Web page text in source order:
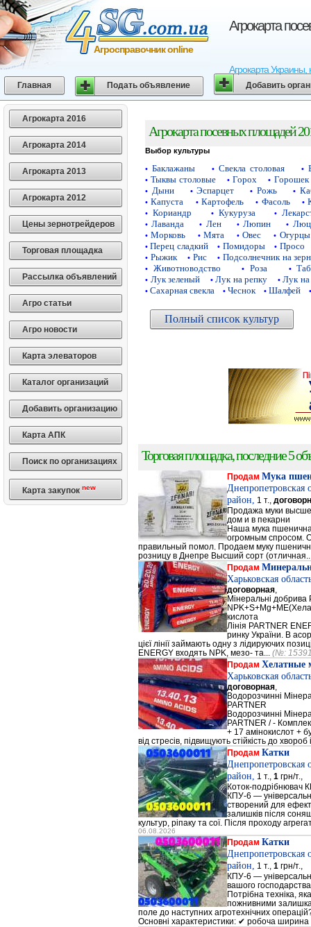
Агрокарта
Агрокарта
Агросправочник online
Главная Подать объявление Добавить
Агрокарта 2016
Агрокарта 2014
Агрокарта 2013
Агрокарта 2012
Цены зернотрейдеров
Торговая площадка
Рассылка объявлений
Агро статьи
Агро новости
Карта элеваторов
Каталог организаций
Добавить организацию
Карта АПК
Поиск по организациях
Карта закупок new
Агрокарта посевных площадей
Выбор культуры
• Баклажаны • Свекла столовая •
• Тыквы столовые • Горох • Горошек
• Дыни • Эспарцет • Рожь •
• Капуста • Картофель • Фасоль •
• Кориандр • Кукуруза •
• Лаванда • Лен • Люпин •
• Морковь • Мята • Овес • Огурцы
• Перец сладкий • Помидоры • Просо
• Рыжик • Рис • Подсолнечник на
• Животноводство • Роза •
• Лук зеленый • Лук на репку • Лук на
• Сахарная свекла • Чеснок • Шалфей •
Полный список культур
Торговая площадка, последние 5
Продам Мука
Днепропетровская
район, 1 т.,
Продажа муки
дом и в пекарни
Наша мука
огромным спросом.
правильный помол. Продаем муку
розницу в Днепре Высший сорт
Продам
Харьковская
договорная
Мінеральні добрива
кислота
Лінія PARTNER
ринку України. В
цієї лінії займають одну з лідируючих
ENERGY входять NPK, мезо- та... (№:
Продам Хелатные
Харьковская
договорная
Водорозчинні
PARTNER
Водорозчинні
PARTNER / -
+ 17 амінокислот +
від стресів, підвищують стійкість до хвороб
Продам Катки
Днепропетровская
район, 1 т., 1 грн/т.,
Коток-подрібнювач
КПУ-6 —
створений для
залишків після
культур, ріпаку та сої. Після проходу
06.08.2026
Продам Катки
Днепропетровская
район, 1 т., 1 грн/т.,
КПУ-6 —
вашого господарства
Потрібна техніка,
пожнивними
поле до наступних агротехнічних
Основні характеристики: ✔ робоча